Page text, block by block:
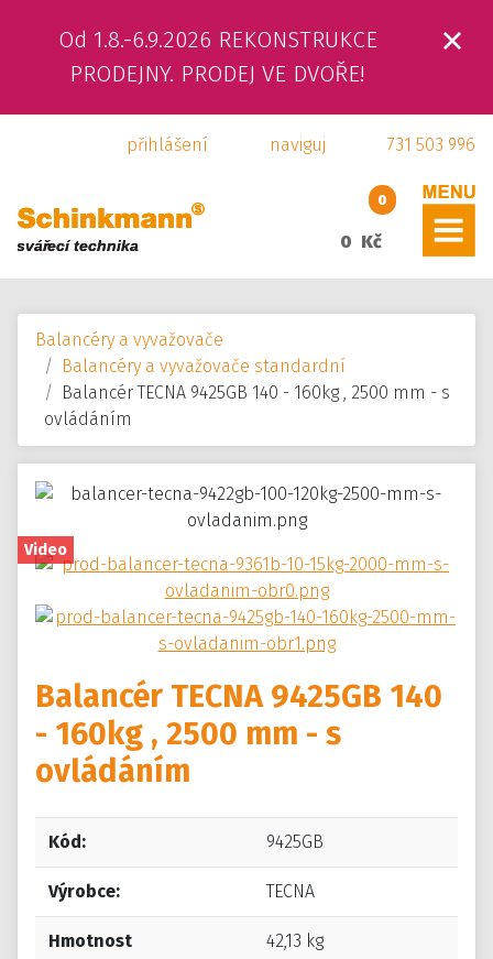
Od 1.8.-6.9.2026 REKONSTRUKCE
PRODEJNY. PRODEJ VE DVOŘE!
731 503 996
naviguj
přihlášení
0
0 Kč
ÚVOD
KAMENNÁ PRODEJNA
KONTAKTY
Balancéry a vyvažovače
Balancéry a vyvažovače standardní
Balancér TECNA 9425GB 140 - 160kg , 2500 mm - s
ovládáním
Video
Balancér TECNA 9425GB 140
- 160kg , 2500 mm - s
ovládáním
Kód: 9425GB
Výrobce: TECNA
Hmotnost 42,13 kg